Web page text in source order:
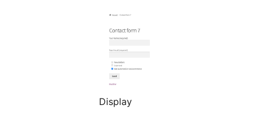
Display